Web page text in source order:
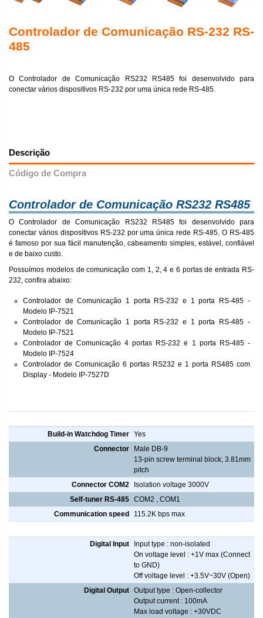
Controlador de Comunicação RS-232 RS-
485
O Controlador de Comunicação RS232 RS485 foi desenvolvido para
conectar vários dispositivos RS-232 por uma única rede RS-485.
Descrição
Código de Compra
Controlador de Comunicação RS232 RS485
O Controlador de Comunicação RS232 RS485 foi desenvolvido para
conectar vários dispositivos RS-232 por uma única rede RS-485. O RS-485
é famoso por sua fácil manutenção, cabeamento simples, estável, confiável
e de baixo custo.
Possuímos modelos de comunicação com 1, 2, 4 e 6 portas de entrada RS-
232, confira abaixo:
Controlador de Comunicação 1 porta RS-232 e 1 porta RS-485 -
Modelo IP-7521
Controlador de Comunicação 1 porta RS-232 e 1 porta RS-485 -
Modelo IP-7521
Controlador de Comunicação 4 portas RS-232 e 1 porta RS-485 -
Modelo IP-7524
Controlador de Comunicação 6 portas RS232 e 1 porta RS485 com
Display - Modelo IP-7527D
Build-in Watchdog Timer Yes
Connector
Male DB-9
13-pin screw terminal block; 3.81mm
pitch
Connector COM2
Isolation voltage 3000V
Self-tuner RS-485 COM2 , COM1
Communication speed
115.2K bps max
Digital Input
Input type : non-isolated
On voltage level : +1V max (Connect
to GND)
Off voltage level : +3.5V~30V (Open)
Digital Output Output type : Open-collector
Output current : 100mA
Max load voltage : +30VDC